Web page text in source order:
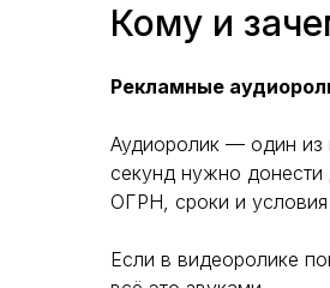
Кому и
Рекламные
Аудиоролик — один из
секунд нужно донести
ОГРН, сроки и условия
Если в видеоролике